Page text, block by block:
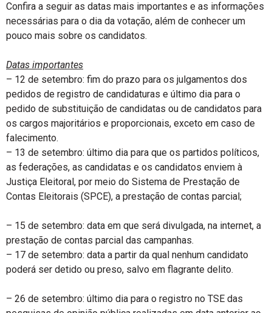
Confira a seguir as datas mais importantes e as informações
necessárias para o dia da votação, além de conhecer um
pouco mais sobre os candidatos.
Datas importantes
– 12 de setembro: fim do prazo para os julgamentos dos
pedidos de registro de candidaturas e último dia para o
pedido de substituição de candidatas ou de candidatos para
os cargos majoritários e proporcionais, exceto em caso de
falecimento.
– 13 de setembro: último dia para que os partidos políticos,
as federações, as candidatas e os candidatos enviem à
Justiça Eleitoral, por meio do Sistema de Prestação de
Contas Eleitorais (SPCE), a prestação de contas parcial;
– 15 de setembro: data em que será divulgada, na internet, a
prestação de contas parcial das campanhas.
– 17 de setembro: data a partir da qual nenhum candidato
poderá ser detido ou preso, salvo em flagrante delito.
– 26 de setembro: último dia para o registro no TSE das